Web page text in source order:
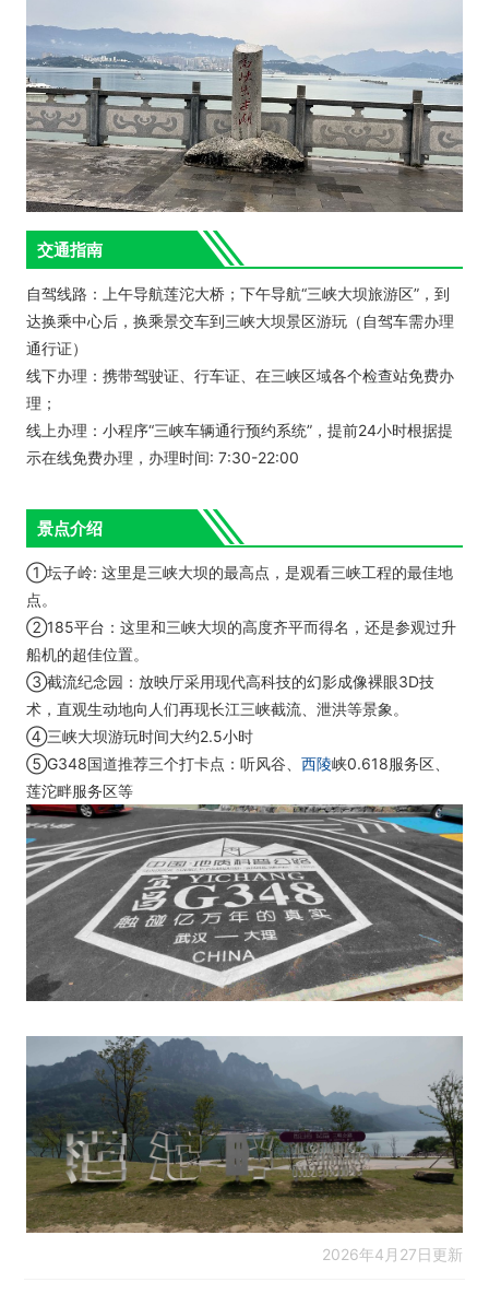
交通指南
自驾线路：上午导航莲沱大桥；下午导航“三峡大坝旅游区”，到
达换乘中心后，换乘景交车到三峡大坝景区游玩（自驾车需办理
通行证）
线下办理：携带驾驶证、行车证、在三峡区域各个检查站免费办
理；
线上办理：小程序“三峡车辆通行预约系统”，提前24小时根据提
示在线免费办理，办理时间: 7:30-22:00
景点介绍
①坛子岭: 这里是三峡大坝的最高点，是观看三峡工程的最佳地
点。
②185平台：这里和三峡大坝的高度齐平而得名，还是参观过升
船机的超佳位置。
③截流纪念园：放映厅采用现代高科技的幻影成像裸眼3D技
术，直观生动地向人们再现长江三峡截流、泄洪等景象。
④三峡大坝游玩时间大约2.5小时
⑤G348国道推荐三个打卡点：听风谷、 西陵峡0.618服务区、
莲沱畔服务区等
2026年4月27日更新